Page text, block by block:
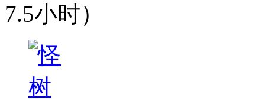
7.5小时）